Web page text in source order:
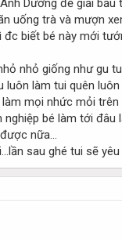
Dương để giải
uống trà và mượn
biết bé này mới
nhỏ giống như gu
làm tui quên
mọi nhức mỏi
bé làm tới
nữa...
sau ghé tui sẽ